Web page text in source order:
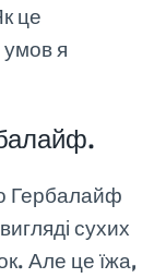
це
я
Гербалайф
сухих
Але це їжа,